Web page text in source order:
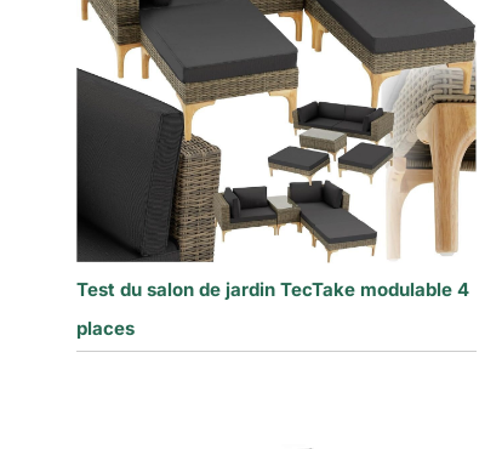
Test du salon de jardin TecTake modulable 4
places